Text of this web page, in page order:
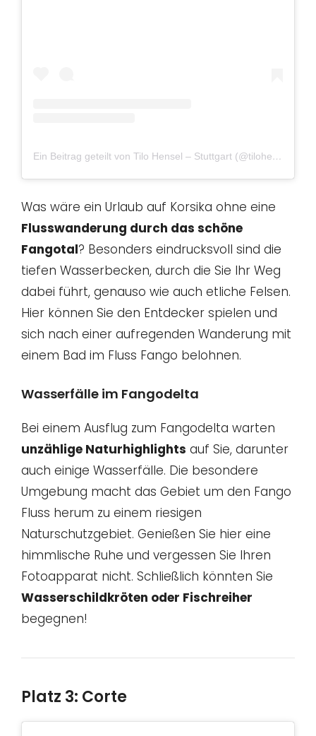
Ein Beitrag geteilt von Tilo Hensel – Stuttgart (@tilohensel)
Was wäre ein Urlaub auf Korsika ohne eine
Flusswanderung durch das schöne
Fangotal? Besonders eindrucksvoll sind die
tiefen Wasserbecken, durch die Sie Ihr Weg
dabei führt, genauso wie auch etliche Felsen.
Hier können Sie den Entdecker spielen und
sich nach einer aufregenden Wanderung mit
einem Bad im Fluss Fango belohnen.
Wasserfälle im Fangodelta
Bei einem Ausflug zum Fangodelta warten
unzählige Naturhighlights auf Sie, darunter
auch einige Wasserfälle. Die besondere
Umgebung macht das Gebiet um den Fango
Fluss herum zu einem riesigen
Naturschutzgebiet. Genießen Sie hier eine
himmlische Ruhe und vergessen Sie Ihren
Fotoapparat nicht. Schließlich könnten Sie
Wasserschildkröten oder Fischreiher
begegnen!
Platz 3: Corte